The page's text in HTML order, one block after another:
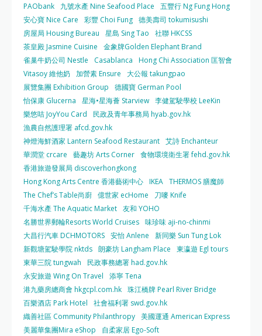
PAObank
九號水產 Nine Seafood Place
五豐行 Ng Fung Hong
安心寶 Nice Care
彩豐 Choi Fung 德美壽司 tokumisushi
房屋局 Housing Bureau
星島 Sing Tao
社聯 HKCSS
茶皇殿 Jasmine Cuisine
金象牌Golden Elephant Brand
雀巢牛奶公司 Nestle
Casablanca
Hong Chi Association 匡智會
Vitasoy 維他奶
加營素 Ensure
大公報 takungpao
展覽集團 Exhibition Group
德國寶 German Pool
怡保康 Glucerna
星海•星海薈 Starview 李健駕駛學校 LeeKin
樂悠咭 JoyYou Card
民政及青年事務局 hyab.gov.hk
漁農自然護理署 afcd.gov.hk
神燈海鮮酒家 Lantern Seafood Restaurant 艾詩 Enchanteur
華潤堂 crcare
藝趣坊 Arts Corner 食物環境衛生署 fehd.gov.hk
香港旅遊發展局 discoverhongkong
Hong Kong Arts Centre 香港藝術中心 IKEA THERMOS 膳魔師
The Chef’s Table尚廚 億世家 ecHome
刀嘜 Knife
千海水產 The Aquatic Market 友和 YOHO
名勝世界郵輪Resorts World Cruises 味珍味 aji-no-chinmi
大昌行汽車 DCHMOTORS 安怡 Anlene
新同樂 Sun Tung Lok
新觀塘駕駛學院 nktds 朗豪坊 Langham Place
東瀛遊 Egl tours
東華三院 tungwah
民政事務總署 had.gov.hk
永安旅遊 Wing On Travel
添寧 Tena
港九藥房總商會 hkgcpl.com.hk 珠江橋牌 Pearl River Bridge
百樂酒店 Park Hotel
社會福利署 swd.gov.hk
織善社區 Community Philanthropy 美國運通 American Express
美麗華集團Mira eShop
自柔家居 Ego-Soft